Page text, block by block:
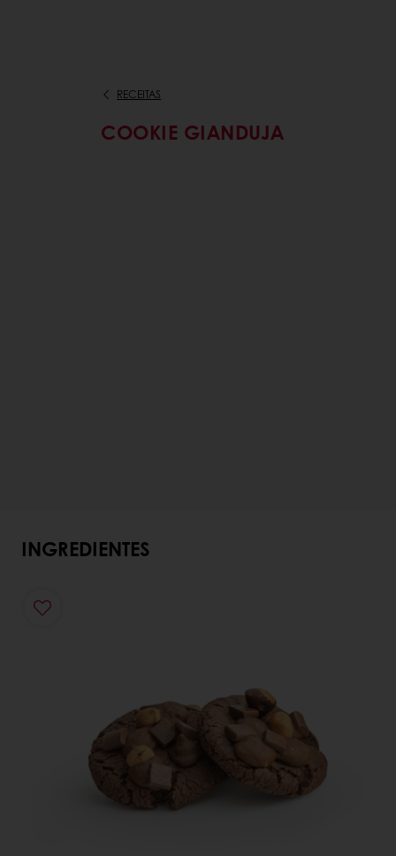
RECEITAS
COOKIE GIANDUJA
INGREDIENTES